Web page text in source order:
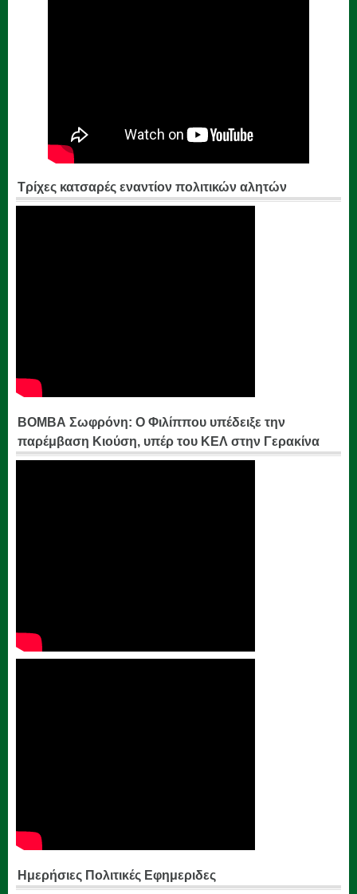
Τρίχες κατσαρές εναντίον πολιτικών αλητών
ΒΟΜΒΑ Σωφρόνη: Ο Φιλίππου υπέδειξε την
παρέμβαση Κιούση, υπέρ του ΚΕΛ στην Γερακίνα
Ημερήσιες Πολιτικές Εφημεριδες